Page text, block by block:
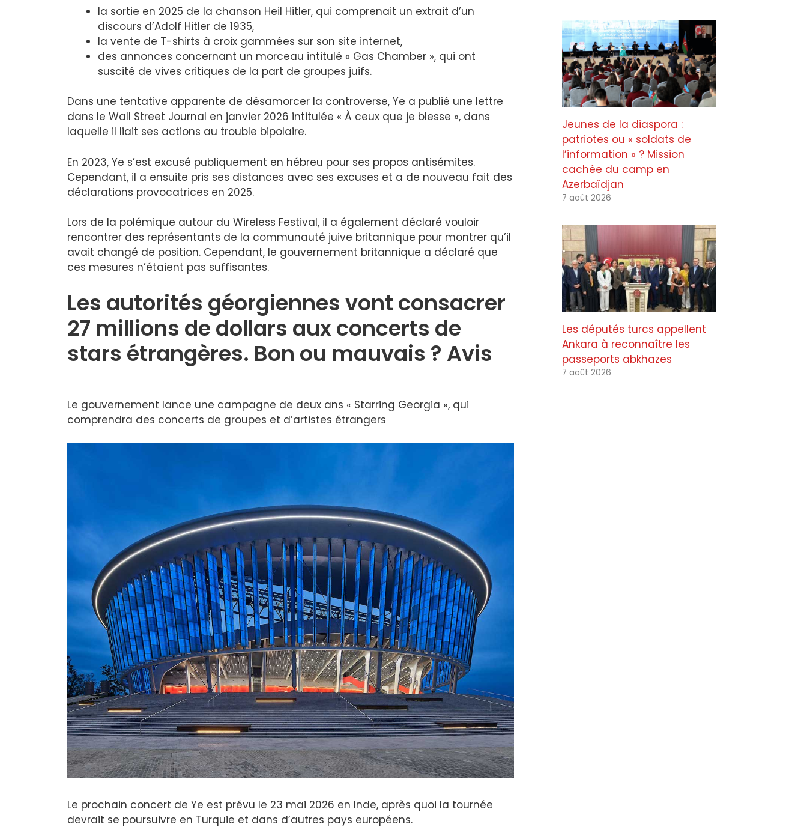
la sortie en 2025 de la chanson Heil Hitler, qui comprenait un extrait d’un
discours d’Adolf Hitler de 1935,
la vente de T-shirts à croix gammées sur son site internet,
des annonces concernant un morceau intitulé « Gas Chamber », qui ont
suscité de vives critiques de la part de groupes juifs.
Dans une tentative apparente de désamorcer la controverse, Ye a publié une lettre
dans le Wall Street Journal en janvier 2026 intitulée « À ceux que je blesse », dans
laquelle il liait ses actions au trouble bipolaire.
En 2023, Ye s’est excusé publiquement en hébreu pour ses propos antisémites.
Cependant, il a ensuite pris ses distances avec ses excuses et a de nouveau fait des
déclarations provocatrices en 2025.
Lors de la polémique autour du Wireless Festival, il a également déclaré vouloir
rencontrer des représentants de la communauté juive britannique pour montrer qu’il
avait changé de position. Cependant, le gouvernement britannique a déclaré que
ces mesures n’étaient pas suffisantes.
Les autorités géorgiennes vont consacrer
27 millions de dollars aux concerts de
stars étrangères. Bon ou mauvais ? Avis
Le gouvernement lance une campagne de deux ans « Starring Georgia », qui
comprendra des concerts de groupes et d’artistes étrangers
Le prochain concert de Ye est prévu le 23 mai 2026 en Inde, après quoi la tournée
devrait se poursuivre en Turquie et dans d’autres pays européens.
Jeunes de la diaspora :
patriotes ou « soldats de
l’information » ? Mission
cachée du camp en
Azerbaïdjan
7 août 2026
Les députés turcs appellent
Ankara à reconnaître les
passeports abkhazes
7 août 2026